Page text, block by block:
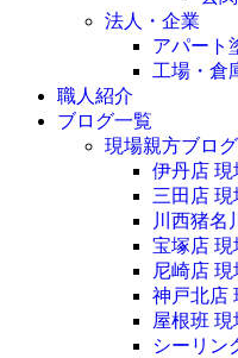
法人・企業
アパート
工場・倉
職人紹介
ブログ一覧
現場親方ブログ
伊丹店
三田店
川西猪名
宝塚店
尼崎店
神戸北店
屋根班
シーリン